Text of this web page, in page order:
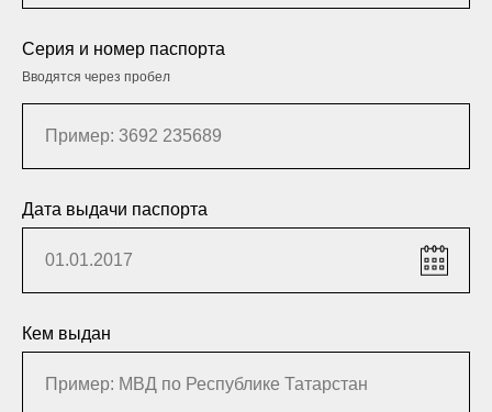
Серия и номер паспорта
Вводятся через пробел
Дата выдачи паспорта
Кем выдан